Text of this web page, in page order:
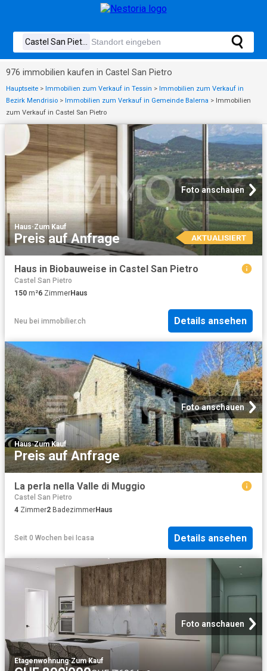
976 immobilien kaufen in Castel San Pietro
Hauptseite > Immobilien zum Verkauf in Tessin > Immobilien zum Verkauf in
Bezirk Mendrisio > Immobilien zum Verkauf in Gemeinde Balerna > Immobilien
zum Verkauf in Castel San Pietro
Foto anschauen
Haus·Zum Kauf
Preis auf Anfrage AKTUALISIERT
Haus in Biobauweise in Castel San Pietro
Castel San Pietro
150 m²6 ZimmerHaus
Neu bei immobilier.ch Details ansehen
Foto anschauen
Haus·Zum Kauf
Preis auf Anfrage
La perla nella Valle di Muggio
Castel San Pietro
4 Zimmer2 BadezimmerHaus
Seit 0 Wochen bei Icasa Details ansehen
Foto anschauen
Etagenwohnung·Zum Kauf